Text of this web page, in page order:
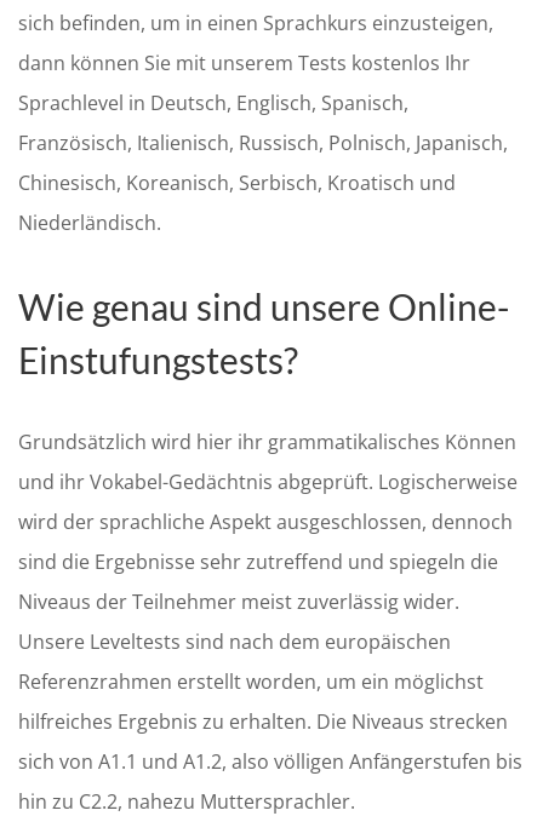
sich befinden, um in einen Sprachkurs einzusteigen,
dann können Sie mit unserem Tests kostenlos Ihr
Sprachlevel in Deutsch, Englisch, Spanisch,
Französisch, Italienisch, Russisch, Polnisch, Japanisch,
Chinesisch, Koreanisch, Serbisch, Kroatisch und
Niederländisch.
Wie genau sind unsere Online-
Einstufungstests?
Grundsätzlich wird hier ihr grammatikalisches Können
und ihr Vokabel-Gedächtnis abgeprüft. Logischerweise
wird der sprachliche Aspekt ausgeschlossen, dennoch
sind die Ergebnisse sehr zutreffend und spiegeln die
Niveaus der Teilnehmer meist zuverlässig wider.
Unsere Leveltests sind nach dem europäischen
Referenzrahmen erstellt worden, um ein möglichst
hilfreiches Ergebnis zu erhalten. Die Niveaus strecken
sich von A1.1 und A1.2, also völligen Anfängerstufen bis
hin zu C2.2, nahezu Muttersprachler.